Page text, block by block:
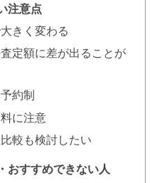
注意点
きく変わる
定額に差が出ることが
約制
に注意
較も検討したい
おすすめできない人